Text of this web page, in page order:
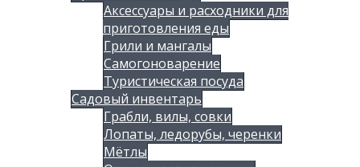
Аксессуары и расходники для
приготовления еды
Грили и мангалы
Самогоноварение
Туристическая посуда
Садовый инвентарь
Грабли, вилы, совки
Лопаты, ледорубы, черенки
Мётлы